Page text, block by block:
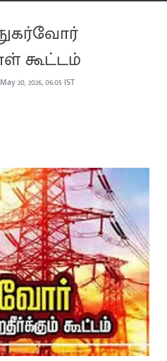
கூட்டம்
May 20, 2026, 06:05 IST